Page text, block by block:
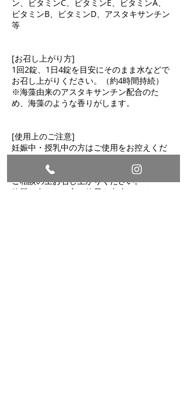
ン、ビタミンC、ビタミンE、ビタミンA、
ビタミンB、ビタミンD、アスタキサンチン
等
[お召し上がり方]
1回2錠、1日4錠を目安にそのまま水などで
お召し上がりください。（約4時間持続）
※海藻由来のアスタキサンチン配合のた
め、海藻のような香りがします。
[使用上のご注意]
妊娠中・授乳中の方はご使用をお控えくだ
さい。
薬を服用あるいは通院中の方はお医者様に
ご相談の上お召し上がりください。
体質に合わない方は使用を中止してくださ